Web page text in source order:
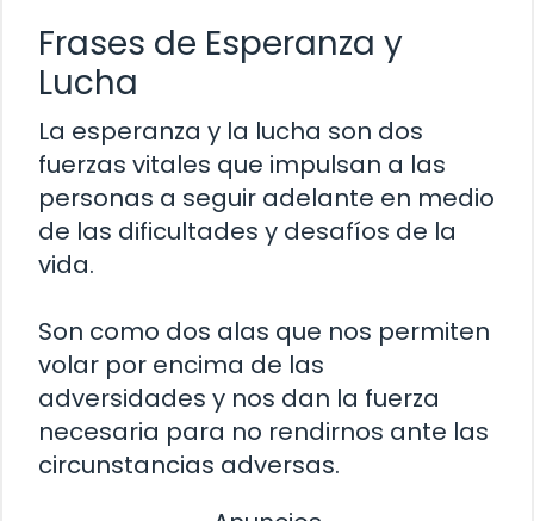
Frases de Esperanza y
Lucha
La esperanza y la lucha son dos
fuerzas vitales que impulsan a las
personas a seguir adelante en medio
de las dificultades y desafíos de la
vida.
Son como dos alas que nos permiten
volar por encima de las
adversidades y nos dan la fuerza
necesaria para no rendirnos ante las
circunstancias adversas.